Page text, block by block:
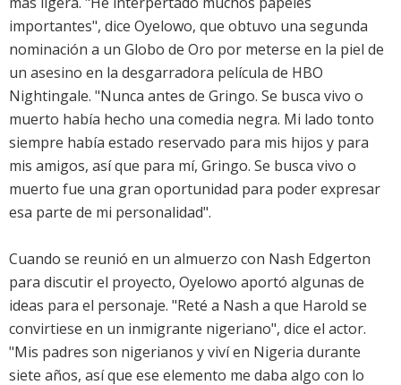
importantes", dice Oyelowo, que obtuvo una segunda
nominación a un Globo de Oro por meterse en la piel de
un asesino en la desgarradora película de HBO
Nightingale. "Nunca antes de Gringo. Se busca vivo o
muerto había hecho una comedia negra. Mi lado tonto
siempre había estado reservado para mis hijos y para
mis amigos, así que para mí, Gringo. Se busca vivo o
muerto fue una gran oportunidad para poder expresar
esa parte de mi personalidad".
Cuando se reunió en un almuerzo con Nash Edgerton
para discutir el proyecto, Oyelowo aportó algunas de
ideas para el personaje. "Reté a Nash a que Harold se
convirtiese en un inmigrante nigeriano", dice el actor.
"Mis padres son nigerianos y viví en Nigeria durante
siete años, así que ese elemento me daba algo con lo